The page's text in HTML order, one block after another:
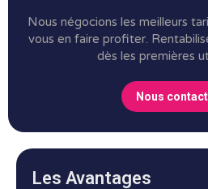
Nous négocions les meilleurs
vous en faire profiter.
dès les premières
Nous
Les Avantages